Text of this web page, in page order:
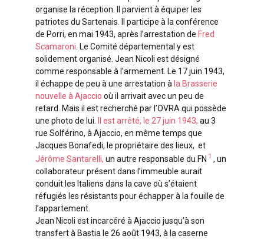
organise la réception. Il parvient à équiper les
patriotes du Sartenais. Il participe à la conférence
de Porri, en mai 1943, après l’arrestation de Fred
Scamaroni. Le Comité départemental y est
solidement organisé. Jean Nicoli est désigné
comme responsable à l’armement. Le 17 juin 1943,
il échappe de peu à une arrestation à la Brasserie
nouvelle à Ajaccio où il arrivait avec un peu de
retard. Mais il est recherché par l’OVRA qui possède
une photo de lui.
Il est arrêté, le 27 juin 1943, au 3
rue Solférino, à Ajaccio, en même temps que
Jacques Bonafedi, le propriétaire des lieux, et
Jérôme Santarelli, un autre responsable du FN 1 , un
collaborateur présent dans l’immeuble aurait
conduit les Italiens dans la cave où s’étaient
réfugiés les résistants pour échapper à la fouille de
l’appartement.
Jean Nicoli est incarcéré à Ajaccio jusqu’à son
transfert à Bastia le 26 août 1943, à la caserne